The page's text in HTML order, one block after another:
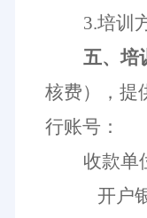
3.培训
五、培
核费），提
行账号 ：
收款单
开户